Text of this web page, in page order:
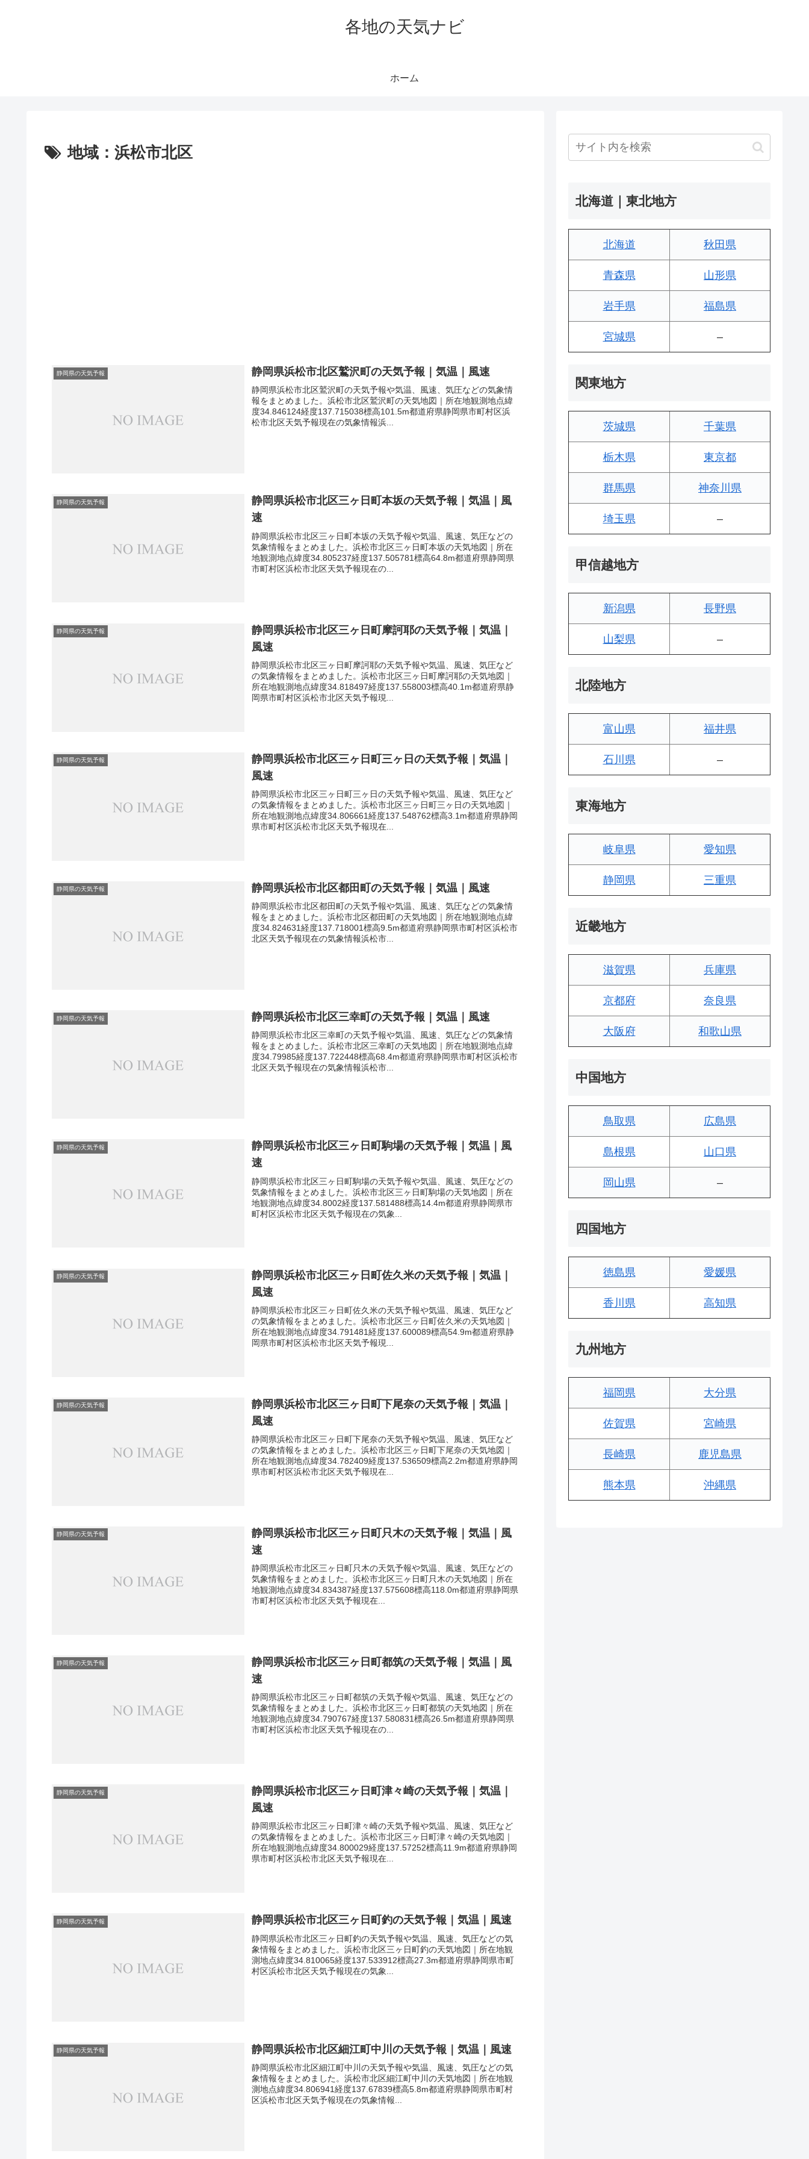
各地の天気ナビ
ホーム
地域：浜松市北区
静岡県の天気予報 静岡県浜松市北区鷲沢町の天気予報｜気温｜風速
静岡県浜松市北区鷲沢町の天気予報や気温、風速、気圧などの気象情
報をまとめました。浜松市北区鷲沢町の天気地図｜所在地観測地点緯
度34.846124経度137.715038標高101.5m都道府県静岡県市町村区浜
松市北区天気予報現在の気象情報浜...
静岡県の天気予報
静岡県浜松市北区三ヶ日町本坂の天気予報｜気温｜風
速
静岡県浜松市北区三ヶ日町本坂の天気予報や気温、風速、気圧などの
気象情報をまとめました。浜松市北区三ヶ日町本坂の天気地図｜所在
地観測地点緯度34.805237経度137.505781標高64.8m都道府県静岡県
市町村区浜松市北区天気予報現在の...
静岡県の天気予報
静岡県浜松市北区三ヶ日町摩訶耶の天気予報｜気温｜
風速
静岡県浜松市北区三ヶ日町摩訶耶の天気予報や気温、風速、気圧など
の気象情報をまとめました。浜松市北区三ヶ日町摩訶耶の天気地図｜
所在地観測地点緯度34.818497経度137.558003標高40.1m都道府県静
岡県市町村区浜松市北区天気予報現...
静岡県の天気予報
静岡県浜松市北区三ヶ日町三ヶ日の天気予報｜気温｜
風速
静岡県浜松市北区三ヶ日町三ヶ日の天気予報や気温、風速、気圧など
の気象情報をまとめました。浜松市北区三ヶ日町三ヶ日の天気地図｜
所在地観測地点緯度34.806661経度137.548762標高3.1m都道府県静岡
県市町村区浜松市北区天気予報現在...
静岡県の天気予報 静岡県浜松市北区都田町の天気予報｜気温｜風速
静岡県浜松市北区都田町の天気予報や気温、風速、気圧などの気象情
報をまとめました。浜松市北区都田町の天気地図｜所在地観測地点緯
度34.824631経度137.718001標高9.5m都道府県静岡県市町村区浜松市
北区天気予報現在の気象情報浜松市...
静岡県の天気予報 静岡県浜松市北区三幸町の天気予報｜気温｜風速
静岡県浜松市北区三幸町の天気予報や気温、風速、気圧などの気象情
報をまとめました。浜松市北区三幸町の天気地図｜所在地観測地点緯
度34.79985経度137.722448標高68.4m都道府県静岡県市町村区浜松市
北区天気予報現在の気象情報浜松市...
静岡県の天気予報
静岡県浜松市北区三ヶ日町駒場の天気予報｜気温｜風
速
静岡県浜松市北区三ヶ日町駒場の天気予報や気温、風速、気圧などの
気象情報をまとめました。浜松市北区三ヶ日町駒場の天気地図｜所在
地観測地点緯度34.8002経度137.581488標高14.4m都道府県静岡県市
町村区浜松市北区天気予報現在の気象...
静岡県の天気予報
静岡県浜松市北区三ヶ日町佐久米の天気予報｜気温｜
風速
静岡県浜松市北区三ヶ日町佐久米の天気予報や気温、風速、気圧など
の気象情報をまとめました。浜松市北区三ヶ日町佐久米の天気地図｜
所在地観測地点緯度34.791481経度137.600089標高54.9m都道府県静
岡県市町村区浜松市北区天気予報現...
静岡県の天気予報
静岡県浜松市北区三ヶ日町下尾奈の天気予報｜気温｜
風速
静岡県浜松市北区三ヶ日町下尾奈の天気予報や気温、風速、気圧など
の気象情報をまとめました。浜松市北区三ヶ日町下尾奈の天気地図｜
所在地観測地点緯度34.782409経度137.536509標高2.2m都道府県静岡
県市町村区浜松市北区天気予報現在...
静岡県の天気予報
静岡県浜松市北区三ヶ日町只木の天気予報｜気温｜風
速
静岡県浜松市北区三ヶ日町只木の天気予報や気温、風速、気圧などの
気象情報をまとめました。浜松市北区三ヶ日町只木の天気地図｜所在
地観測地点緯度34.834387経度137.575608標高118.0m都道府県静岡県
市町村区浜松市北区天気予報現在...
静岡県の天気予報
静岡県浜松市北区三ヶ日町都筑の天気予報｜気温｜風
速
静岡県浜松市北区三ヶ日町都筑の天気予報や気温、風速、気圧などの
気象情報をまとめました。浜松市北区三ヶ日町都筑の天気地図｜所在
地観測地点緯度34.790767経度137.580831標高26.5m都道府県静岡県
市町村区浜松市北区天気予報現在の...
静岡県の天気予報
静岡県浜松市北区三ヶ日町津々崎の天気予報｜気温｜
風速
静岡県浜松市北区三ヶ日町津々崎の天気予報や気温、風速、気圧など
の気象情報をまとめました。浜松市北区三ヶ日町津々崎の天気地図｜
所在地観測地点緯度34.800029経度137.57252標高11.9m都道府県静岡
県市町村区浜松市北区天気予報現在...
静岡県の天気予報 静岡県浜松市北区三ヶ日町釣の天気予報｜気温｜風速
静岡県浜松市北区三ヶ日町釣の天気予報や気温、風速、気圧などの気
象情報をまとめました。浜松市北区三ヶ日町釣の天気地図｜所在地観
測地点緯度34.810065経度137.533912標高27.3m都道府県静岡県市町
村区浜松市北区天気予報現在の気象...
静岡県の天気予報 静岡県浜松市北区細江町中川の天気予報｜気温｜風速
静岡県浜松市北区細江町中川の天気予報や気温、風速、気圧などの気
象情報をまとめました。浜松市北区細江町中川の天気地図｜所在地観
測地点緯度34.806941経度137.67839標高5.8m都道府県静岡県市町村
区浜松市北区天気予報現在の気象情報...
北海道｜東北地方
北海道 秋田県
青森県 山形県
岩手県 福島県
宮城県 –
関東地方
茨城県 千葉県
栃木県 東京都
群馬県 神奈川県
埼玉県 –
甲信越地方
新潟県 長野県
山梨県 –
北陸地方
富山県 福井県
石川県 –
東海地方
岐阜県 愛知県
静岡県 三重県
近畿地方
滋賀県 兵庫県
京都府 奈良県
大阪府 和歌山県
中国地方
鳥取県 広島県
島根県 山口県
岡山県 –
四国地方
徳島県 愛媛県
香川県 高知県
九州地方
福岡県 大分県
佐賀県 宮崎県
長崎県 鹿児島県
熊本県 沖縄県